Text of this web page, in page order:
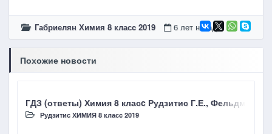
Габриелян Химия 8 класc 2019 6 лет назад
Похожие новости
ГДЗ (ответы) Химия 8 класc Рудзитис Г.Е., Фельдман
Рудзитис ХИМИЯ 8 класc 2019